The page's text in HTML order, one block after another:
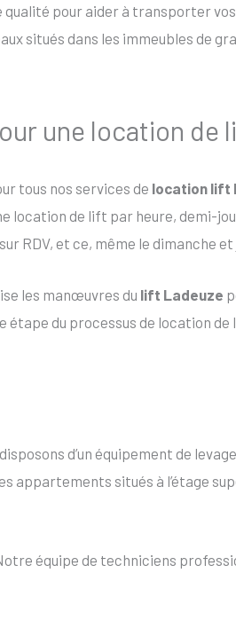
qualité pour aider à transporter
situés dans les immeubles de
une location de
tous nos services de location lift
location de lift par heure, demi-
RDV, et ce, même le dimanche et
les manœuvres du lift Ladeuze
du processus de location de
d’un équipement de
appartements situés à l’étage
équipe de techniciens